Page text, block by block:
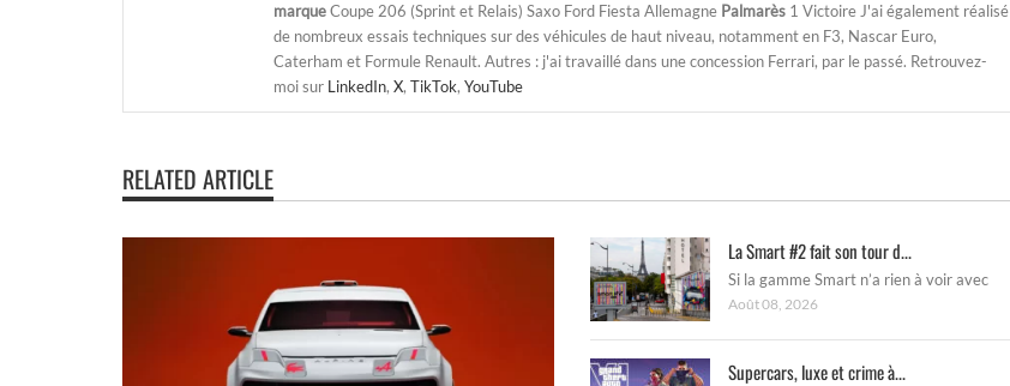
marqueCoupe 206 (Sprint et Relais) Saxo Ford Fiesta Allemagne Palmarès 1 Victoire J'ai également réalisé
de nombreux essais techniques sur des véhicules de haut niveau, notamment en F3, Nascar Euro,
Caterham et Formule Renault. Autres : j'ai travaillé dans une concession Ferrari, par le passé. Retrouvez-
moi sur LinkedIn, X, TikTok, YouTube
RELATED ARTICLE
La Smart #2 fait son tour d...
Si la gamme Smart n’a rien à voir avec
Août 08, 2026
Supercars, luxe et crime à...